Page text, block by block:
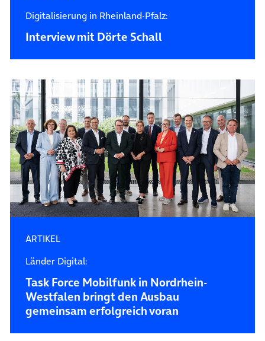
Digitalisierung in Rheinland-Pfalz:
Interview mit Dörte Schall
ARTIKEL
Länder Digital:
Task Force Mobilfunk in Nordrhein-
Westfalen bringt den Ausbau
gemeinsam erfolgreich voran